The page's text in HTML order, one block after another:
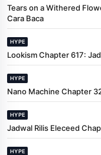
Tears on a Withered
Cara Baca
HYPE
Lookism Chapter 617:
HYPE
Nano Machine Chapter
HYPE
Jadwal Rilis Eleceed
HYPE